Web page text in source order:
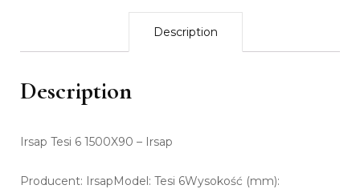
Description
Description
Irsap Tesi 6 1500X90 – Irsap
Producent: IrsapModel: Tesi 6Wysokość (mm):